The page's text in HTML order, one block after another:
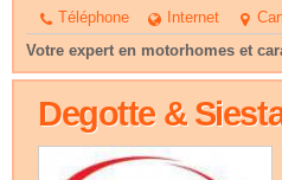
Téléphone Internet
Votre expert en motorhomes et
Degotte &